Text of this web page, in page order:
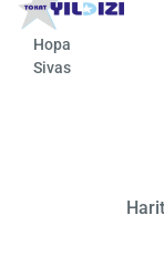
Hopa
Sivas